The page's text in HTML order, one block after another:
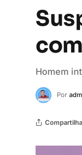
Homem
Por